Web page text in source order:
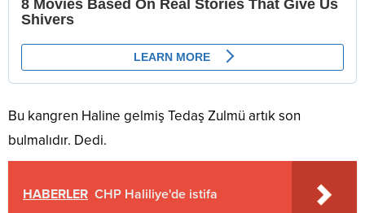
Bu kangren Haline gelmiş Tedaş Zulmü artık son
bulmalıdır. Dedi.
HABERLER CHP Haliliye'de istifa